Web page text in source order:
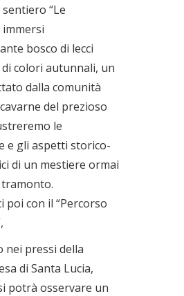
“Le
immersi
bosco di lecci
colori autunnali, un
dalla comunità
del prezioso
le
e gli aspetti storico-
di un mestiere ormai
poi con il “Percorso
nei pressi della
di Santa Lucia,
potrà osservare un